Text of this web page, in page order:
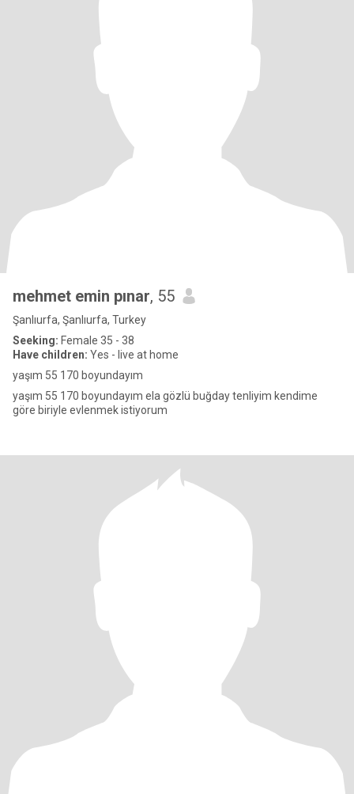
mehmet emin pınar, 55
Şanlıurfa, Şanlıurfa, Turkey
Seeking: Female 35 - 38
Have children: Yes - live at home
yaşım 55 170 boyundayım
yaşım 55 170 boyundayım ela gözlü buğday tenliyim kendime
göre biriyle evlenmek istiyorum